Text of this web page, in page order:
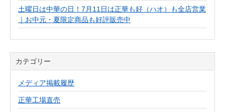
土曜日は中華の日！7月11日は正華も好（ハオ）も全店営業
｜お中元・夏限定商品も好評販売中
カテゴリー
メディア掲載履歴
正華工場直売